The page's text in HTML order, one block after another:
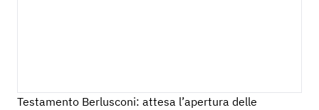
Testamento Berlusconi: attesa l’apertura delle